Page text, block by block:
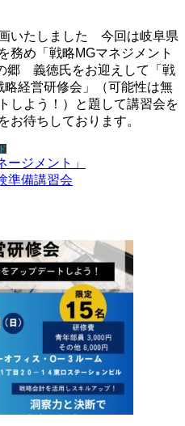
いたしました 今回は岐阜県
務め「戦略MGマネジメント
郷 義徳氏をお迎えして「戦
経営研修会」（可能性は無
しよう！）と題して講習会を
お待ちしております。
ジメント」
準備講習会